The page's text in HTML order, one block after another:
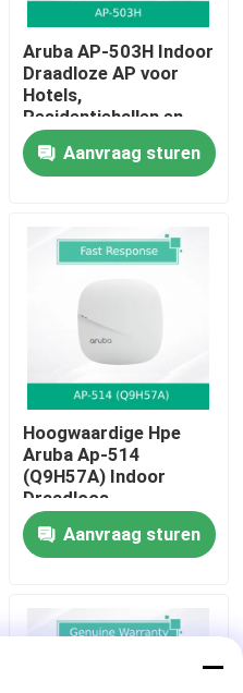
Aruba AP-503H Indoor
Draadloze AP voor
Hotels,
Residentiehallen en
Externe Kantoren
Aanvraag sturen
Hoogwaardige Hpe
Aruba Ap-514
(Q9H57A) Indoor
Draadloos
Toegangspunt voor
BedrijvenAanvraag sturen